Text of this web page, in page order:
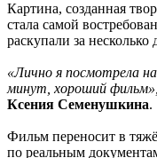
Картина, созданная
стала самой
раскупали за несколько
«Лично я посмотрела
минут, хороший фильм»,
Ксения Семенушкина.
Фильм переносит в
по реальным